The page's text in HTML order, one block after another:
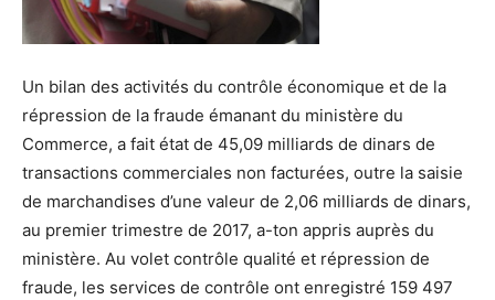
Un bilan des activités du contrôle économique et de la
répression de la fraude émanant du ministère du
Commerce, a fait état de 45,09 milliards de dinars de
transactions commerciales non facturées, outre la saisie
de marchandises d’une valeur de 2,06 milliards de dinars,
au premier trimestre de 2017, a-ton appris auprès du
ministère. Au volet contrôle qualité et répression de
fraude, les services de contrôle ont enregistré 159 497